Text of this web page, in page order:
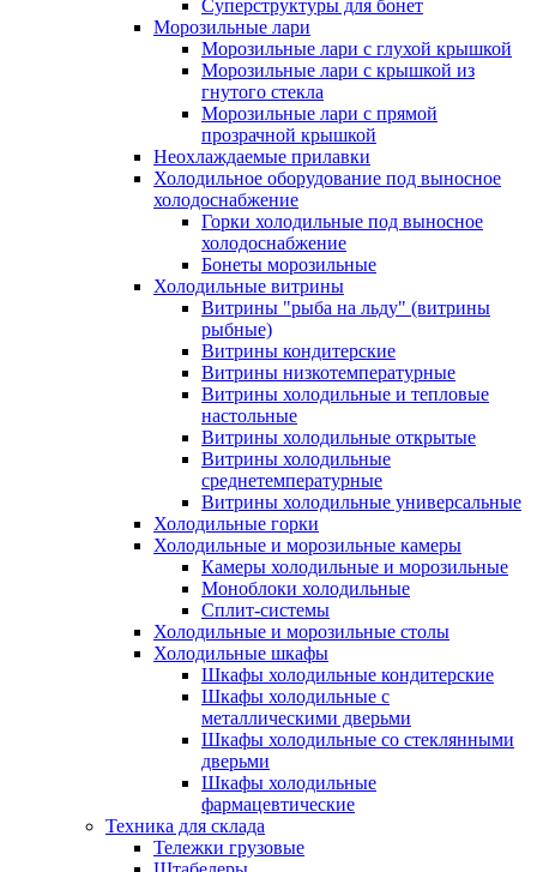
Суперструктуры для бонет
Морозильные лари
Морозильные лари с глухой крышкой
Морозильные лари с крышкой из
гнутого стекла
Морозильные лари с прямой
прозрачной крышкой
Неохлаждаемые прилавки
Холодильное оборудование под выносное
холодоснабжение
Горки холодильные под выносное
холодоснабжение
Бонеты морозильные
Холодильные витрины
Витрины "рыба на льду" (витрины
рыбные)
Витрины кондитерские
Витрины низкотемпературные
Витрины холодильные и тепловые
настольные
Витрины холодильные открытые
Витрины холодильные
среднетемпературные
Витрины холодильные универсальные
Холодильные горки
Холодильные и морозильные камеры
Камеры холодильные и морозильные
Моноблоки холодильные
Сплит-системы
Холодильные и морозильные столы
Холодильные шкафы
Шкафы холодильные кондитерские
Шкафы холодильные с
металлическими дверьми
Шкафы холодильные со стеклянными
дверьми
Шкафы холодильные
фармацевтические
Техника для склада
Тележки грузовые